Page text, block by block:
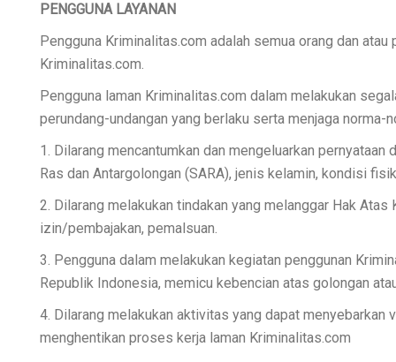
PENGGUNA LAYANAN
Pengguna Kriminalitas.com adalah semua orang dan
Kriminalitas.com.
Pengguna laman Kriminalitas.com dalam melakukan
perundang-undangan yang berlaku serta menjaga norma-
1. Dilarang mencantumkan dan mengeluarkan
Ras dan Antargolongan (SARA), jenis kelamin, kondisi
2. Dilarang melakukan tindakan yang melanggar Hak
izin/pembajakan, pemalsuan.
3. Pengguna dalam melakukan kegiatan penggunan
Republik Indonesia, memicu kebencian atas golongan
4. Dilarang melakukan aktivitas yang dapat menyebarkan
menghentikan proses kerja laman Kriminalitas.com